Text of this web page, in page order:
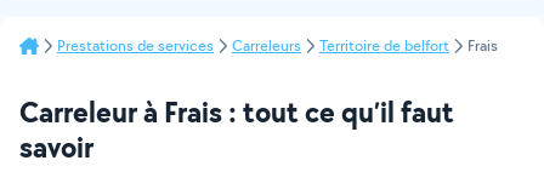
Prestations de services Carreleurs Territoire de belfort Frais
Carreleur à Frais : tout ce qu’il faut
savoir